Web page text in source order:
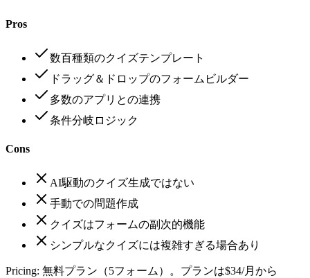
Pros
数百種類のクイズテンプレート
ドラッグ＆ドロップのフォームビルダー
多数のアプリとの連携
条件分岐ロジック
Cons
AI駆動のクイズ生成ではない
手動での問題作成
クイズはフォームの副次的機能
シンプルなクイズには複雑すぎる場合あり
Pricing: 無料プラン（5フォーム）。プランは$34/月から